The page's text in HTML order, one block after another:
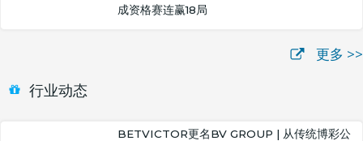
成资格赛连赢18局
更多 >>
行业动态
BETVICTOR更名BV GROUP | 从传统博彩公